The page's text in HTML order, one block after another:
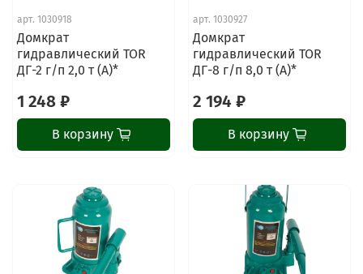
арт. 1030918
Домкрат
гидравлический TOR
ДГ-2 г/п 2,0 т (A)*
1 248 ₽
В корзину
арт. 1030927
Домкрат
гидравлический TOR
ДГ-8 г/п 8,0 т (A)*
2 194 ₽
В корзину